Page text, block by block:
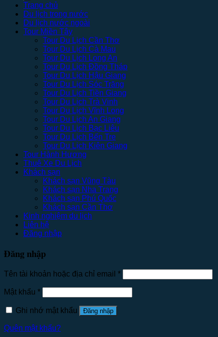
Trang chủ
Du lịch trong nước
Du lịch nước ngoài
Tour Miền Tây
Tour Du Lịch Cần Thơ
Tour Du Lịch Cà Mau
Tour Du Lịch Long An
Tour Du Lịch Đồng Tháp
Tour Du Lịch Hậu Giang
Tour Du Lịch Sóc Trăng
Tour Du Lịch Tiền Giang
Tour Du Lịch Trà Vinh
Tour Du Lịch Vĩnh Long
Tour Du Lịch An Giang
Tour Du Lịch Bạc Liêu
Tour Du Lịch Bến Tre
Tour Du Lịch Kiên Giang
Tour Hành Hương
Thuê Xe Du Lịch
Khách sạn
Khách sạn Vũng Tàu
Khách sạn Nha Trang
Khách sạn Phú Quốc
Khách sạn Cần Thơ
Kinh nghiệm du lịch
Liên hệ
Đăng nhập
Đăng nhập
Tên tài khoản hoặc địa chỉ email *
Mật khẩu *
Ghi nhớ mật khẩu Đăng nhập
Quên mật khẩu?